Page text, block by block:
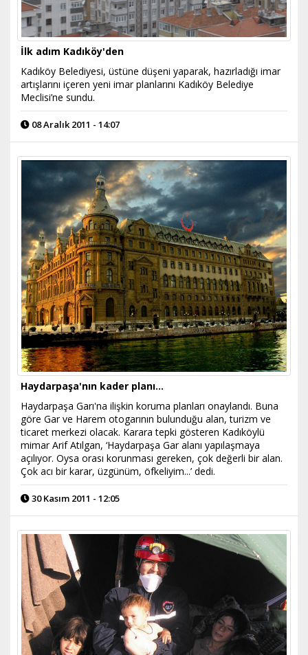
İlk adım Kadıköy'den
Kadıköy Belediyesi, üstüne düşeni yaparak, hazırladığı imar
artışlarını içeren yeni imar planlarını Kadıköy Belediye
Meclisi’ne sundu.
08 Aralık 2011 - 14:07
Haydarpaşa'nın kader planı...
Haydarpaşa Garı'na ilişkin koruma planları onaylandı. Buna
göre Gar ve Harem otogarının bulunduğu alan, turizm ve
ticaret merkezi olacak. Karara tepki gösteren Kadıköylü
mimar Arif Atılgan, ‘Haydarpaşa Gar alanı yapılaşmaya
açılıyor. Oysa orası korunması gereken, çok değerli bir alan.
Çok acı bir karar, üzgünüm, öfkeliyim...’ dedi.
30 Kasım 2011 - 12:05